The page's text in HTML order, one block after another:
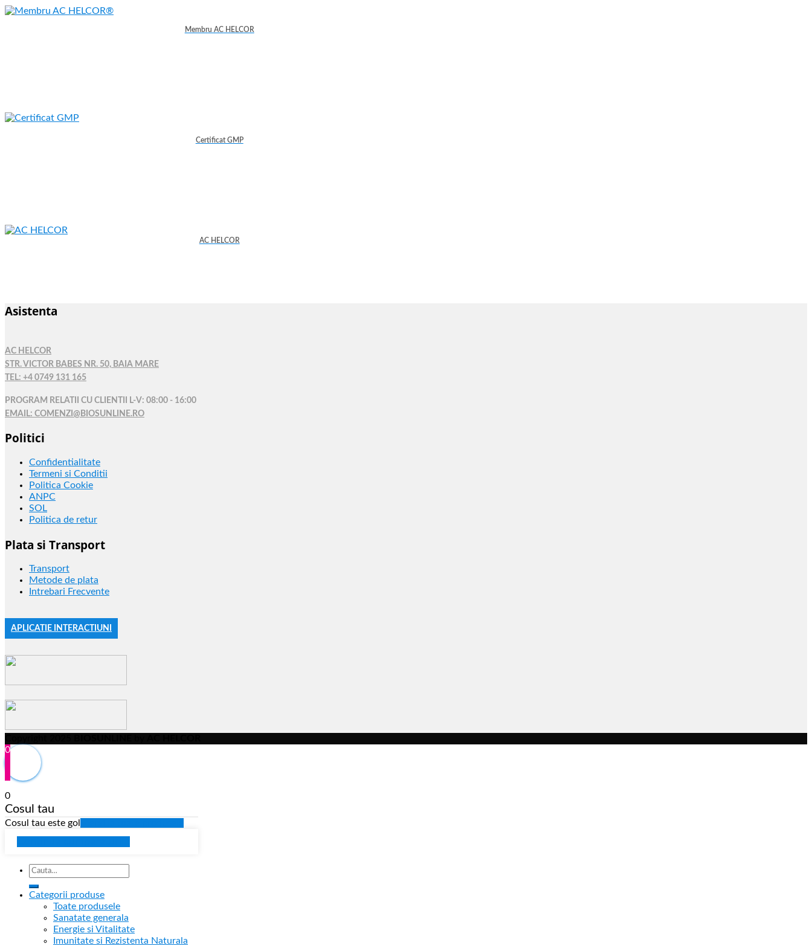
Membru AC HELCOR
Certificat GMP
AC HELCOR
Asistenta
AC HELCOR
STR. VICTOR BABES NR. 50, BAIA MARE
TEL: +4 0749 131 165
PROGRAM RELATII CU CLIENTII L-V: 08:00 - 16:00
EMAIL: COMENZI@BIOSUNLINE.RO
Politici
Confidentialitate
Termeni si Conditii
Politica Cookie
ANPC
SOL
Politica de retur
Plata si Transport
Transport
Metode de plata
Intrebari Frecvente
APLICATIE INTERACTIUNI
0
0
Cosul tau
Cosul tau este gol
Categorii produse
Toate produsele
Sanatate generala
Energie si Vitalitate
Imunitate si Rezistenta Naturala